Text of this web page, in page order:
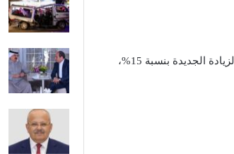
يتساءل الكثير من أصحاب المعاشات عن أماكن ووسائل صرف معاشات شهر يوليو 2026 بعد تطبيق الزيادة الجديدة بنسبة 15%،